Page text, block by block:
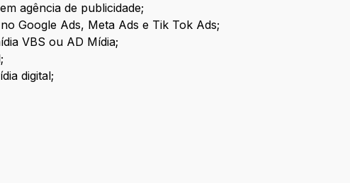
agência de publicidade;
Google Ads, Meta Ads e Tik Tok Ads;
VBS ou AD Mídia;
digital;